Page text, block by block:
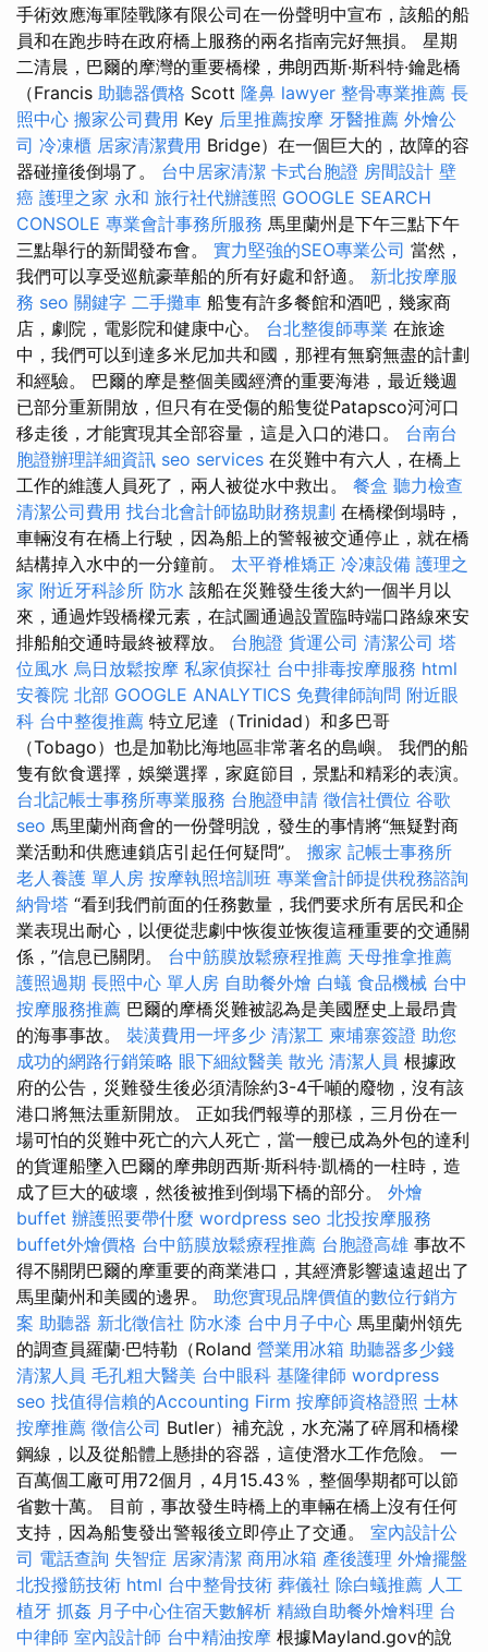
手術效應海軍陸戰隊有限公司在一份聲明中宣布，該船的船
員和在跑步時在政府橋上服務的兩名指南完好無損。 星期
二清晨，巴爾的摩灣的重要橋樑，弗朗西斯·斯科特·鑰匙橋
（Francis 助聽器價格 Scott 隆鼻 lawyer 整骨專業推薦 長
照中心 搬家公司費用 Key 后里推薦按摩 牙醫推薦 外燴公
司 冷凍櫃 居家清潔費用 Bridge）在一個巨大的，故障的容
器碰撞後倒塌了。 台中居家清潔 卡式台胞證 房間設計 壁
癌 護理之家 永和 旅行社代辦護照 GOOGLE SEARCH
CONSOLE 專業會計事務所服務 馬里蘭州是下午三點下午
三點舉行的新聞發布會。 實力堅強的SEO專業公司 當然，
我們可以享受巡航豪華船的所有好處和舒適。 新北按摩服
務 seo 關鍵字 二手攤車 船隻有許多餐館和酒吧，幾家商
店，劇院，電影院和健康中心。 台北整復師專業 在旅途
中，我們可以到達多米尼加共和國，那裡有無窮無盡的計劃
和經驗。 巴爾的摩是整個美國經濟的重要海港，最近幾週
已部分重新開放，但只有在受傷的船隻從Patapsco河河口
移走後，才能實現其全部容量，這是入口的港口。 台南台
胞證辦理詳細資訊 seo services 在災難中有六人，在橋上
工作的維護人員死了，兩人被從水中救出。 餐盒 聽力檢查
清潔公司費用 找台北會計師協助財務規劃 在橋樑倒塌時，
車輛沒有在橋上行駛，因為船上的警報被交通停止，就在橋
結構掉入水中的一分鐘前。 太平脊椎矯正 冷凍設備 護理之
家 附近牙科診所 防水 該船在災難發生後大約一個半月以
來，通過炸毀橋樑元素，在試圖通過設置臨時端口路線來安
排船舶交通時最終被釋放。 台胞證 貨運公司 清潔公司 塔
位風水 烏日放鬆按摩 私家偵探社 台中排毒按摩服務 html
安養院 北部 GOOGLE ANALYTICS 免費律師詢問 附近眼
科 台中整復推薦 特立尼達（Trinidad）和多巴哥
（Tobago）也是加勒比海地區非常著名的島嶼。 我們的船
隻有飲食選擇，娛樂選擇，家庭節目，景點和精彩的表演。
台北記帳士事務所專業服務 台胞證申請 徵信社價位 谷歌
seo 馬里蘭州商會的一份聲明說，發生的事情將“無疑對商
業活動和供應連鎖店引起任何疑問”。 搬家 記帳士事務所
老人養護 單人房 按摩執照培訓班 專業會計師提供稅務諮詢
納骨塔 “看到我們前面的任務數量，我們要求所有居民和企
業表現出耐心，以便從悲劇中恢復並恢復這種重要的交通關
係，”信息已關閉。 台中筋膜放鬆療程推薦 天母推拿推薦
護照過期 長照中心 單人房 自助餐外燴 白蟻 食品機械 台中
按摩服務推薦 巴爾的摩橋災難被認為是美國歷史上最昂貴
的海事事故。 裝潢費用一坪多少 清潔工 柬埔寨簽證 助您
成功的網路行銷策略 眼下細紋醫美 散光 清潔人員 根據政
府的公告，災難發生後必須清除約3-4千噸的廢物，沒有該
港口將無法重新開放。 正如我們報導的那樣，三月份在一
場可怕的災難中死亡的六人死亡，當一艘已成為外包的達利
的貨運船墜入巴爾的摩弗朗西斯·斯科特·凱橋的一柱時，造
成了巨大的破壞，然後被推到倒塌下橋的部分。 外燴
buffet 辦護照要帶什麼 wordpress seo 北投按摩服務
buffet外燴價格 台中筋膜放鬆療程推薦 台胞證高雄 事故不
得不關閉巴爾的摩重要的商業港口，其經濟影響遠遠超出了
馬里蘭州和美國的邊界。 助您實現品牌價值的數位行銷方
案 助聽器 新北徵信社 防水漆 台中月子中心 馬里蘭州領先
的調查員羅蘭·巴特勒（Roland 營業用冰箱 助聽器多少錢
清潔人員 毛孔粗大醫美 台中眼科 基隆律師 wordpress
seo 找值得信賴的Accounting Firm 按摩師資格證照 士林
按摩推薦 徵信公司 Butler）補充說，水充滿了碎屑和橋樑
鋼線，以及從船體上懸掛的容器，這使潛水工作危險。 一
百萬個工廠可用72個月，4月15.43％，整個學期都可以節
省數十萬。 目前，事故發生時橋上的車輛在橋上沒有任何
支持，因為船隻發出警報後立即停止了交通。 室內設計公
司 電話查詢 失智症 居家清潔 商用冰箱 產後護理 外燴擺盤
北投撥筋技術 html 台中整骨技術 葬儀社 除白蟻推薦 人工
植牙 抓姦 月子中心住宿天數解析 精緻自助餐外燴料理 台
中律師 室內設計師 台中精油按摩 根據Mayland.gov的說